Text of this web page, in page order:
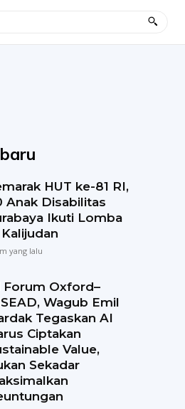
HUT ke-81 RI,
Anak Disabilitas
Ikuti Lomba
yang lalu
Forum Oxford–
Wagub Emil
Tegaskan AI
Ciptakan
Value,
Sekadar